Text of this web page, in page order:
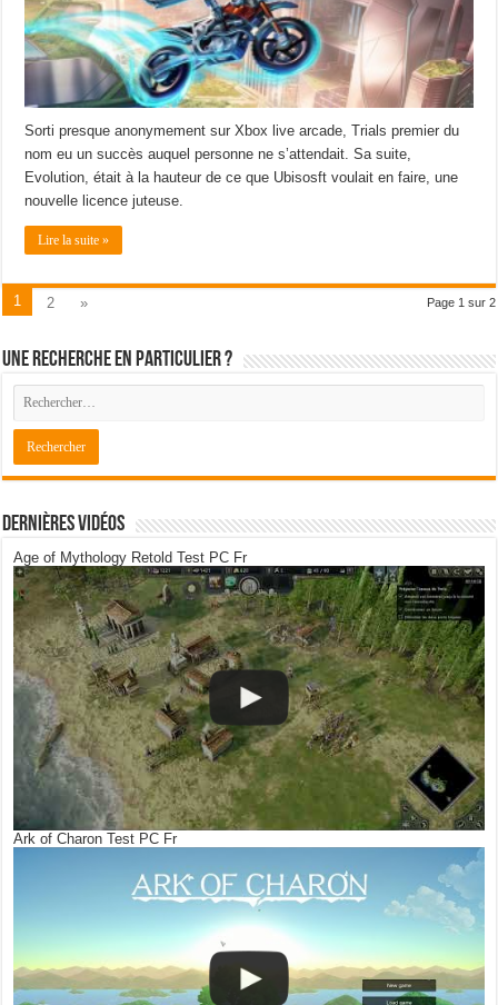
Sorti presque anonymement sur Xbox live arcade, Trials premier du
nom eu un succès auquel personne ne s’attendait. Sa suite,
Evolution, était à la hauteur de ce que Ubisosft voulait en faire, une
nouvelle licence juteuse.
Lire la suite »
Page 1 sur 2
1 2 »
Une recherche en particulier ?
Dernières Vidéos
Age of Mythology Retold Test PC Fr
Ark of Charon Test PC Fr